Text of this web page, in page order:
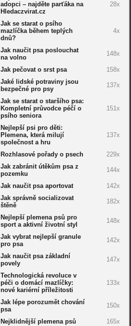
adopci – najděte parťáka na
Hledaczvirat.cz
28x
Jak se starat o psího
mazlíčka během teplých
dnů?
4x
Jak naučit psa poslouchat
na volno
148x
Jak pečovat o srst psa 158x
Jaké lidské potraviny jsou
bezpečné pro psy
137x
Jak se starat o staršího psa:
Kompletní průvodce péčí o
psího seniora
151x
Nejlepší psi pro děti:
Plemena, která milují
společnost a hru
137x
Rozhlasové pořady o psech 229x
Jak zabránit útěkům psa z
pozemku
144x
Jak naučit psa aportovat 142x
Jak správně socializovat
štěně
182x
Nejlepší plemena psů pro
sport a aktivní životní styl
148x
Jak vybrat nejlepší granule
pro psa
142x
Jak naučit psa základní
povely
147x
Technologická revoluce v
péči o domácí mazlíčky:
nové kariérní příležitosti
133x
Jak lépe porozumět chování
psa
150x
Nejklidnější plemena psů 165x